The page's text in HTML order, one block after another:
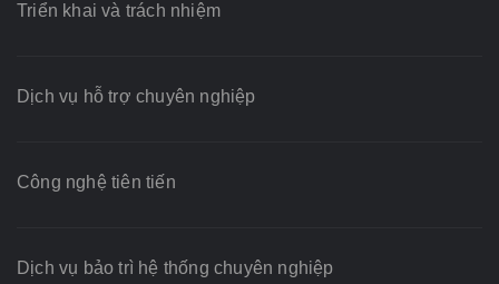
Triển khai và trách nhiệm
Dịch vụ hỗ trợ chuyên nghiệp
Công nghệ tiên tiến
Dịch vụ bảo trì hệ thống chuyên nghiệp